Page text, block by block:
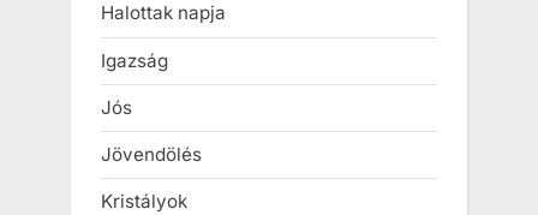
Halottak napja
Igazság
Jós
Jövendölés
Kristályok